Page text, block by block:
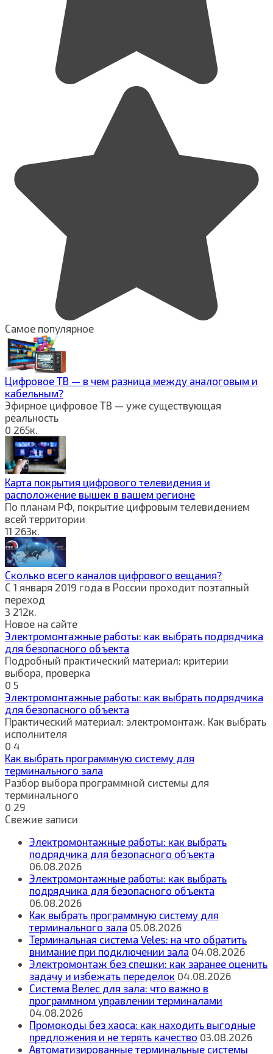
Самое популярное
Цифровое ТВ — в чем разница между аналоговым и
кабельным?
Эфирное цифровое ТВ — уже существующая
реальность
0 265к.
Карта покрытия цифрового телевидения и
расположение вышек в вашем регионе
По планам РФ, покрытие цифровым телевидением
всей территории
11 263к.
Сколько всего каналов цифрового вещания?
С 1 января 2019 года в России проходит поэтапный
переход
3 212к.
Новое на сайте
Электромонтажные работы: как выбрать подрядчика
для безопасного объекта
Подробный практический материал: критерии
выбора, проверка
0 5
Электромонтажные работы: как выбрать подрядчика
для безопасного объекта
Практический материал: электромонтаж. Как выбрать
исполнителя
0 4
Как выбрать программную систему для
терминального зала
Разбор выбора программной системы для
терминального
0 29
Свежие записи
Электромонтажные работы: как выбрать
подрядчика для безопасного объекта
06.08.2026
Электромонтажные работы: как выбрать
подрядчика для безопасного объекта
06.08.2026
Как выбрать программную систему для
терминального зала 05.08.2026
Терминальная система Veles: на что обратить
внимание при подключении зала 04.08.2026
Электромонтаж без спешки: как заранее оценить
задачу и избежать переделок 04.08.2026
Система Велес для зала: что важно в
программном управлении терминалами
04.08.2026
Промокоды без хаоса: как находить выгодные
предложения и не терять качество 03.08.2026
Автоматизированные терминальные системы